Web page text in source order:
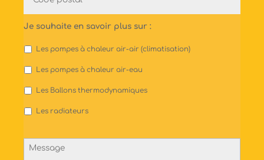
Je souhaite en savoir plus sur :
Les pompes à chaleur air-air (climatisation)
Les pompes à chaleur air-eau
Les Ballons thermodynamiques
Les radiateurs
Message